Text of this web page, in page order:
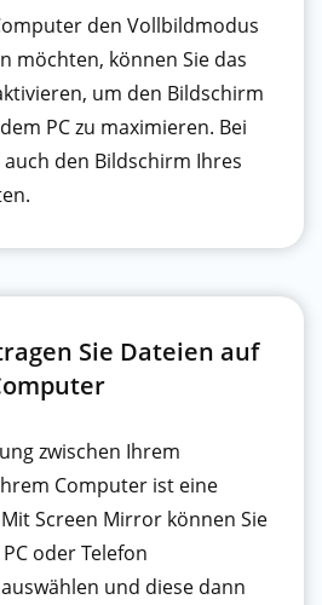
den Vollbildmodus
möchten, können Sie das
um den Bildschirm
PC zu maximieren. Bei
den Bildschirm Ihres
Sie Dateien auf
zwischen Ihrem
Computer ist eine
Screen Mirror können Sie
oder Telefon
und diese dann